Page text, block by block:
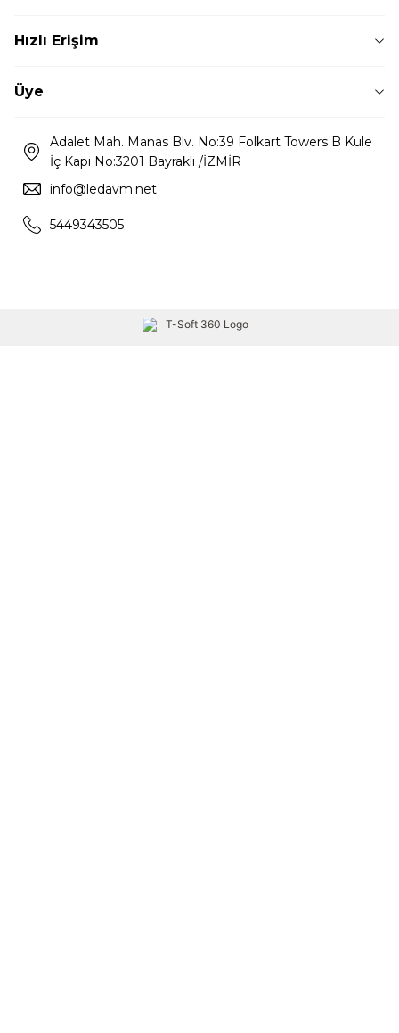
Hızlı Erişim
Üye
Adalet Mah. Manas Blv. No:39 Folkart Towers B Kule
İç Kapı No:3201 Bayraklı /İZMİR
info@ledavm.net
5449343505